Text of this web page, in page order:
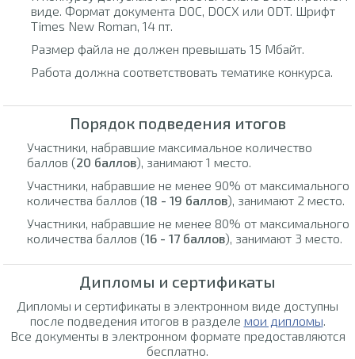
виде. Формат документа DOC, DOCX или ODT. Шрифт
Times New Roman, 14 пт.
Размер файла не должен превышать 15 Мбайт.
Работа должна соответствовать тематике конкурса.
Порядок подведения итогов
Участники, набравшие максимальное количество
баллов (20 баллов), занимают 1 место.
Участники, набравшие не менее 90% от максимального
количества баллов (18 - 19 баллов), занимают 2 место.
Участники, набравшие не менее 80% от максимального
количества баллов (16 - 17 баллов), занимают 3 место.
Дипломы и сертификаты
Дипломы и сертификаты в электронном виде доступны
после подведения итогов в разделе мои дипломы.
Все документы в электронном формате предоставляются
бесплатно.